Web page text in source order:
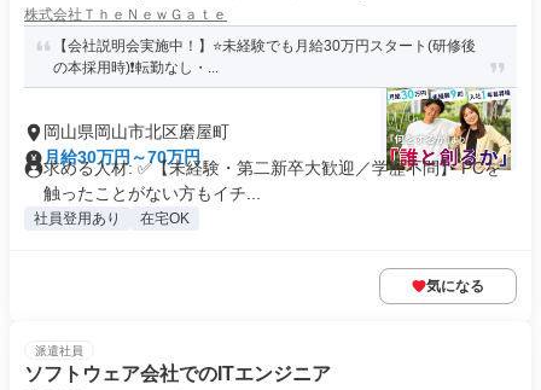
株式会社ＴｈｅＮｅｗＧａｔｅ
【会社説明会実施中！】⭐️未経験でも月給30万円スタート(研修後
の本採用時)❗️転勤なし・...
岡山県岡山市北区磨屋町
月給30万円～70万円
求める人材: ✅【未経験・第二新卒大歓迎／学歴不問】 PCを
触ったことがない方もイチ...
社員登用あり 在宅OK
気になる
派遣社員
ソフトウェア会社でのITエンジニア